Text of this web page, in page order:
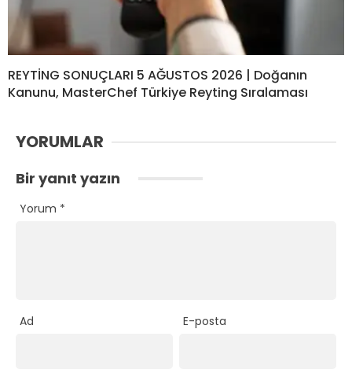
REYTİNG SONUÇLARI 5 AĞUSTOS 2026 | Doğanın
Kanunu, MasterChef Türkiye Reyting Sıralaması
YORUMLAR
Bir yanıt yazın
Yorum *
Ad E-posta